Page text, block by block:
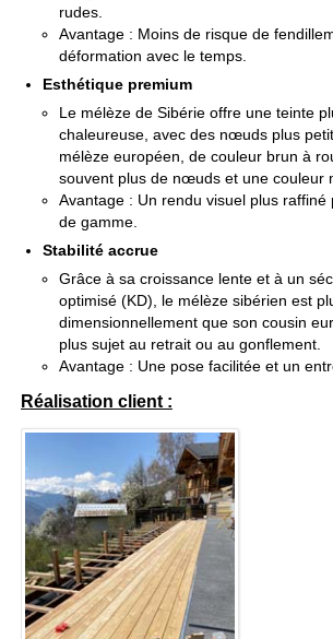
rudes.
Avantage : Moins de risque de
déformation avec le temps.
Esthétique premium
Le mélèze de Sibérie offre une teinte
chaleureuse, avec des nœuds plus
mélèze européen, de couleur brun à
souvent plus de nœuds et une couleur
Avantage : Un rendu visuel plus raffiné
de gamme.
Stabilité accrue
Grâce à sa croissance lente et à un
optimisé (KD), le mélèze sibérien est
dimensionnellement que son cousin
plus sujet au retrait ou au gonflement.
Avantage : Une pose facilitée et un
Réalisation client :